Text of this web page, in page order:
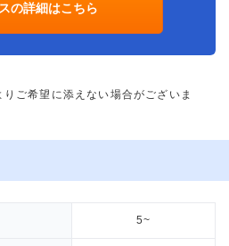
の詳細はこちら
ご希望に添えない場合がございま
5~